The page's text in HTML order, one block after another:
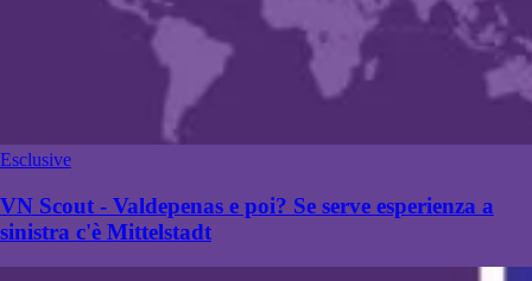
Esclusive
VN Scout - Valdepenas e poi? Se serve esperienza a
sinistra c'è Mittelstadt